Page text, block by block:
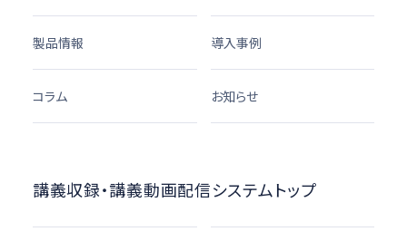
製品情報 導入事例
コラム お知らせ
講義収録・講義動画配信システムトップ